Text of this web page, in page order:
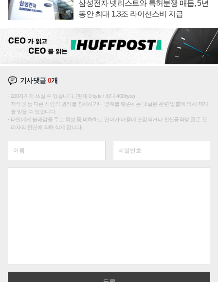
삼성전자 넷리스트와 특허분쟁 매듭, 5년
동안 최대 1.3조 라이선스비 지급
기사댓글0개
200자까지 쓰실 수 있습니다. (현재 0 byte / 최대 400byte)
저작권 등 다른 사람의 권리를 침해하거나 명예를 훼손하는 댓글은 관련 법률에 의해 제재
를 받을 수 있습니다.
타인에게 불쾌감을 주는 욕설 등 비하하는 단어가 내용에 포함되거나 인신공격성 글은 관
리자의 판단에 의해 삭제 합니다.